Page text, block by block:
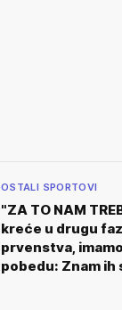
OSTALI SPORTOVI
"ZA TO NAM
kreće u drugu
prvenstva,
pobedu: Znam ih